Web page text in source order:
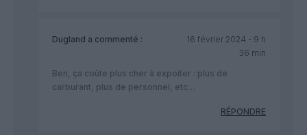
Dugland a commenté :
16 février 2024 - 9 h
36 min
Ben, ça coûte plus cher à expoiter : plus de
carburant, plus de personnel, etc…
RÉPONDRE